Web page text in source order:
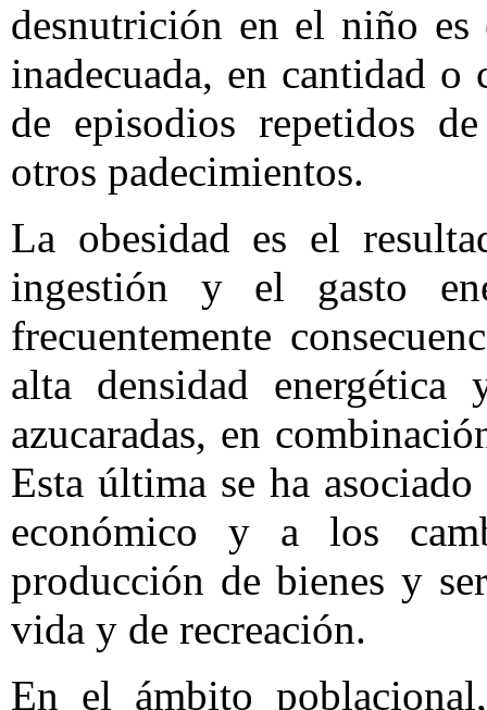
desnutrición en el niño
inadecuada, en cantidad
de episodios repetidos
otros padecimientos.
La obesidad es el
ingestión y el gasto
frecuentemente
alta densidad
azucaradas, en
Esta última se ha
económico y a los
producción de bienes y
vida y de recreación.
En el ámbito